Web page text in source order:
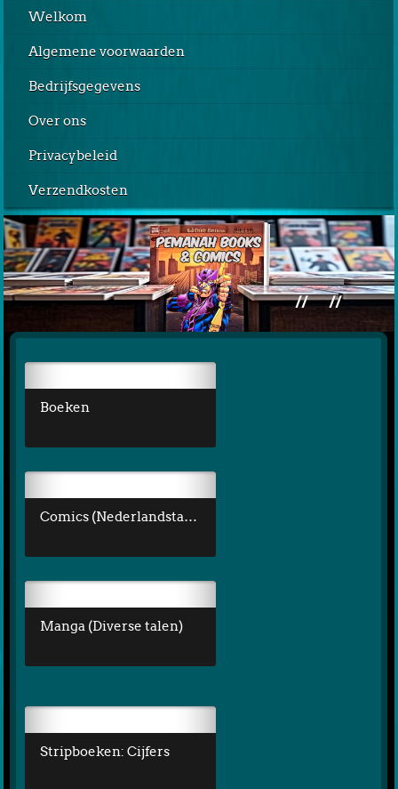
Welkom
Algemene voorwaarden
Bedrijfsgegevens
Over ons
Privacybeleid
Verzendkosten
// //
Boeken
Comics (Nederlandstalig)
Manga (Diverse talen)
Stripboeken: Cijfers